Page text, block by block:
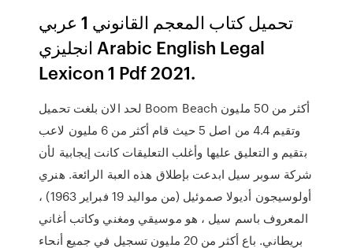
تحميل كتاب المعجم القانوني 1 عربي
انجليزي Arabic English Legal
Lexicon 1 Pdf 2021.
لحد الان بلغت تحميل Boom Beach أكثر من 50 مليون
وتقيم 4.4 من اصل 5 حيث قام أكثر من 6 مليون لاعب
بتقيم و التعليق عليها وأغلب التعليقات كانت إيجابية لأن
شركة سوبر سيل ابدعت بإطلاق هذه العبة الرائعة. هنري
أولوسيجون أديولا صموئيل (من مواليد 19 فبراير 1963) ،
المعروف باسم سيل ، هو موسيقي ومغني وكاتب أغاني
بريطاني. باع أكثر من 20 مليون تسجيل في جميع أنحاء